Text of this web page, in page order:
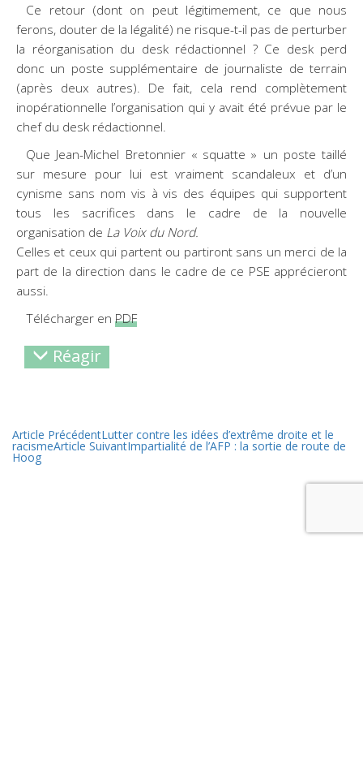
Ce retour (dont on peut légitimement, ce que nous
ferons, douter de la légalité) ne risque-t-il pas de perturber
la réorganisation du desk rédactionnel ? Ce desk perd
donc un poste supplémentaire de journaliste de terrain
(après deux autres). De fait, cela rend complètement
inopérationnelle l’organisation qui y avait été prévue par le
chef du desk rédactionnel.
Que Jean-Michel Bretonnier « squatte » un poste taillé
sur mesure pour lui est vraiment scandaleux et d’un
cynisme sans nom vis à vis des équipes qui supportent
tous les sacrifices dans le cadre de la nouvelle
organisation de La Voix du Nord.
Celles et ceux qui partent ou partiront sans un merci de la
part de la direction dans le cadre de ce PSE apprécieront
aussi.
Télécharger enPDF
Réagir
Article PrécédentLutter contre les idées d’extrême droite et le
racismeArticle SuivantImpartialité de l’AFP : la sortie de route de
Hoog